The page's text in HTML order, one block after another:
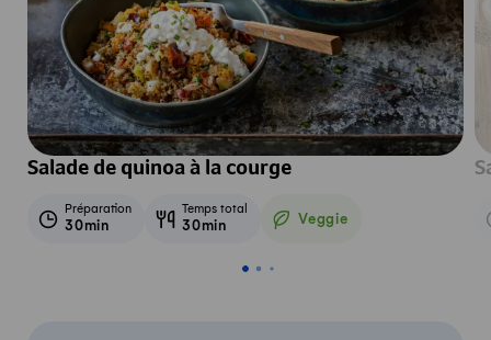
Salade de quinoa à la courge
Préparation
30min
Temps total
30min Veggie
Veggie